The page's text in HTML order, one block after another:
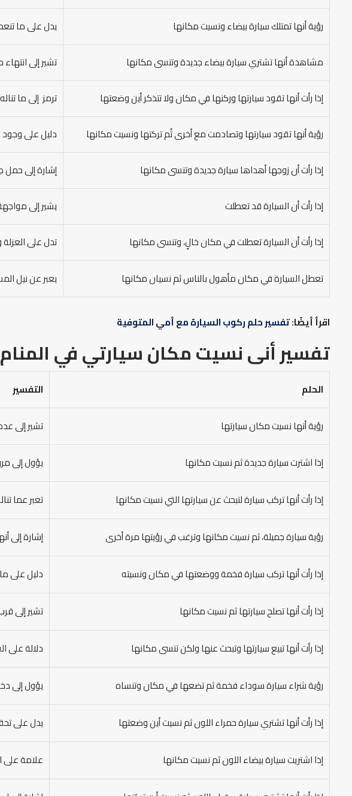
رؤية أنها تمتلك سيارة بيضاء ونسيت مكانها يدل على ما
مشاهدة أنها تشتري سيارة بيضاء جديدة وتنسى مكانها تشير إلى
إذا رأت أنها تقود سيارتها وركنها في مكان ولا تتذكر أين وضعتها ترمز إلى ما
رؤية أنها تقود سيارتها وتصادمت مع أخرى ثُم تركتها ونسيت مكانها دليل على وجود
إذا رأت أن زوجها أهداها سيارة جديدة وتنسى مكانها إشارة إلى حمل
إذا رأت أن السيارة قد تعطلت يشير إلى
إذا رأت أن السيارة تعطلت في مكان خالٍ، وتنسى مكانها تدل على
تعطل السيارة في مكان مأهول بالناس ثم نسيان مكانها يعبر عن نيل
اقرأ أيضًا:تفسير حلم ركوب السيارة مع أمي المتوفية
تفسير أنى نسيت مكان سيارتي في
الحلم التفسير
رؤية أنها نسيت مكان سيارتها تشير إلى
إذا اشترت سيارة جديدة ثم نسيت مكانها يؤول إلى
إذا رأت أنها تركب سيارة لتبحث عن سيارتها التي نسيت مكانها تعبر عما
رؤية سيارة جميلة، ثم نسيت مكانها وترغب في رؤيتها مرة أخرى إشارة إلى
إذا رأت أنها تركب سيارة فخمة ووضعتها في مكان ونسيته دليل على
إذا رأت أنها تصلح سيارتها ثم نسيت مكانها تشير إلى
إذا رأت أنها تبيع سيارتها وتبحث عنها ولكن تنسى مكانها دلالة على
رؤية شراء سيارة سوداء فخمة ثم تضعها في مكان وتنساه يؤول إلى
إذا رأت أنها تشتري سيارة حمراء اللون ثم نسيت أين وضعتها يدل على
إذا اشتريت سيارة بيضاء اللون ثم نسيت مكانها علامة على